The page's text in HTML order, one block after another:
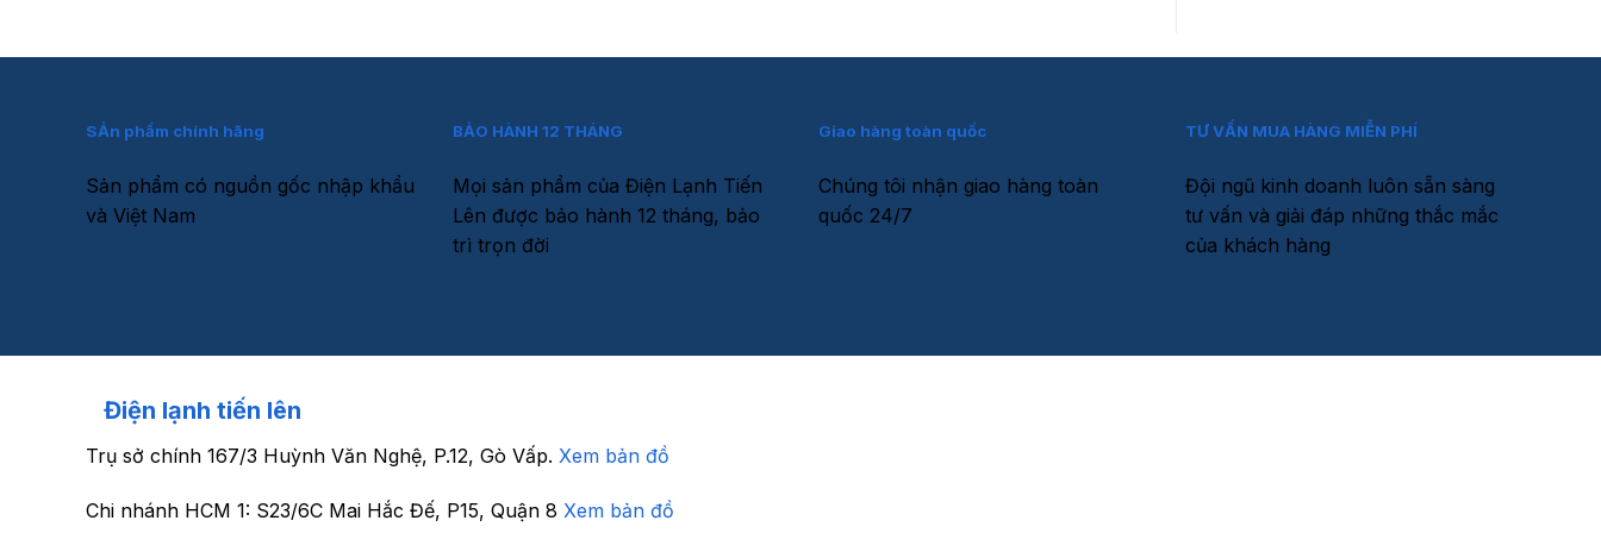
SẢn phẩm chính hãng
Sản phẩm có nguồn gốc nhập khẩu
và Việt Nam
BẢO HÀNH 12 THÁNG
Mọi sản phẩm của Điện Lạnh Tiến
Lên được bảo hành 12 tháng, bảo
trì trọn đời
Giao hàng toàn quốc
Chúng tôi nhận giao hàng toàn
quốc 24/7
TƯ VẤN MUA HÀNG MIỄN PHÍ
Đội ngũ kinh doanh luôn sẵn sàng
tư vấn và giải đáp những thắc mắc
của khách hàng
Điện lạnh tiến lên
Trụ sở chính 167/3 Huỳnh Văn Nghệ, P.12, Gò Vấp. Xem bản đồ
Chi nhánh HCM 1: S23/6C Mai Hắc Đế, P15, Quận 8 Xem bản đồ